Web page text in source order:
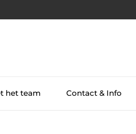
het team Contact & Info